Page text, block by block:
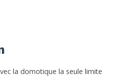
la domotique la seule limite